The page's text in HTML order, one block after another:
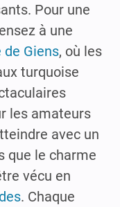
Pour une
à une
Giens, où les
turquoise
les amateurs
avec un
que le charme
vécu en
. Chaque